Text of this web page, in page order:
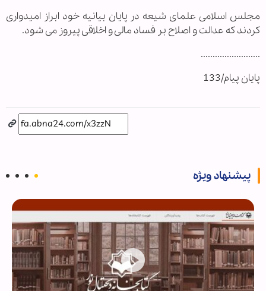
مجلس اسلامی علمای شیعه در پایان بیانیه خود ابراز امیدواری
کردند که عدالت و اصلاح بر فساد مالی و اخلاقی پیروز می شود.
.........................
پایان پیام/133
پیشنهاد ویژه